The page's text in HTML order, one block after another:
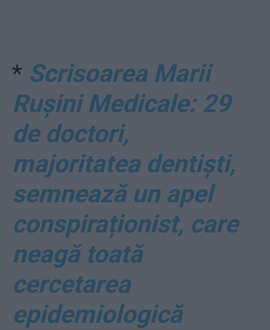
* Scrisoarea Marii
Rușini Medicale: 29
de doctori,
majoritatea dentiști,
semnează un apel
conspiraționist, care
neagă toată
cercetarea
epidemiologică